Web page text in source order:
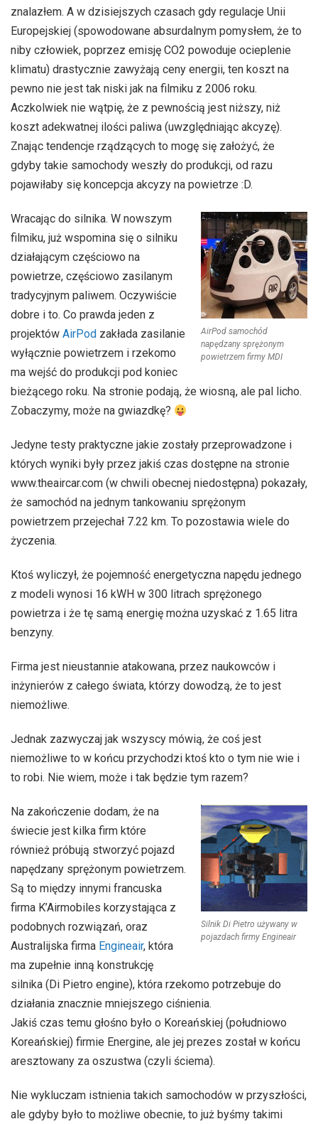
znalazłem. A w dzisiejszych czasach gdy regulacje Unii
Europejskiej (spowodowane absurdalnym pomysłem, że to
niby człowiek, poprzez emisję CO2 powoduje ocieplenie
klimatu) drastycznie zawyżają ceny energii, ten koszt na
pewno nie jest tak niski jak na filmiku z 2006 roku.
Aczkolwiek nie wątpię, że z pewnością jest niższy, niż
koszt adekwatnej ilości paliwa (uwzględniając akcyzę).
Znając tendencje rządzących to mogę się założyć, że
gdyby takie samochody weszły do produkcji, od razu
pojawiłaby się koncepcja akcyzy na powietrze :D.
AirPod samochód
napędzany sprężonym
powietrzem firmy MDI
Wracając do silnika. W nowszym
filmiku, już wspomina się o silniku
działającym częściowo na
powietrze, częściowo zasilanym
tradycyjnym paliwem. Oczywiście
dobre i to. Co prawda jeden z
projektów AirPod zakłada zasilanie
wyłącznie powietrzem i rzekomo
ma wejść do produkcji pod koniec
bieżącego roku. Na stronie podają, że wiosną, ale pal licho.
Zobaczymy, może na gwiazdkę?
Jedyne testy praktyczne jakie zostały przeprowadzone i
których wyniki były przez jakiś czas dostępne na stronie
www.theaircar.com (w chwili obecnej niedostępna) pokazały,
że samochód na jednym tankowaniu sprężonym
powietrzem przejechał 7.22 km. To pozostawia wiele do
życzenia.
Ktoś wyliczył, że pojemność energetyczna napędu jednego
z modeli wynosi 16 kWH w 300 litrach sprężonego
powietrza i że tę samą energię można uzyskać z 1.65 litra
benzyny.
Firma jest nieustannie atakowana, przez naukowców i
inżynierów z całego świata, którzy dowodzą, że to jest
niemożliwe.
Jednak zazwyczaj jak wszyscy mówią, że coś jest
niemożliwe to w końcu przychodzi ktoś kto o tym nie wie i
to robi. Nie wiem, może i tak będzie tym razem?
Silnik Di Pietro używany w
pojazdach firmy Engineair
Na zakończenie dodam, że na
świecie jest kilka firm które
również próbują stworzyć pojazd
napędzany sprężonym powietrzem.
Są to między innymi francuska
firma K’Airmobiles korzystająca z
podobnych rozwiązań, oraz
Australijska firma Engineair, która
ma zupełnie inną konstrukcję
silnika (Di Pietro engine), która rzekomo potrzebuje do
działania znacznie mniejszego ciśnienia.
Jakiś czas temu głośno było o Koreańskiej (południowo
Koreańskiej) firmie Energine, ale jej prezes został w końcu
aresztowany za oszustwa (czyli ściema).
Nie wykluczam istnienia takich samochodów w przyszłości,
ale gdyby było to możliwe obecnie, to już byśmy takimi